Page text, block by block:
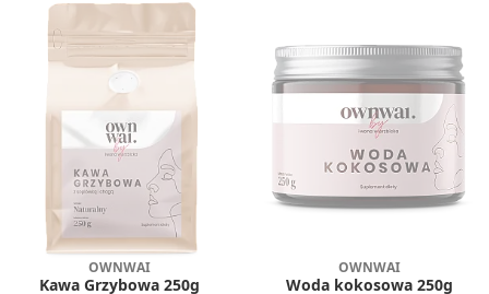
OWNWAI
Kawa Grzybowa 250g
OWNWAI
Woda kokosowa 250g